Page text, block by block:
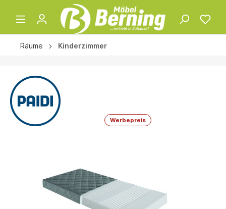
Räume Kinderzimmer
Werbepreis